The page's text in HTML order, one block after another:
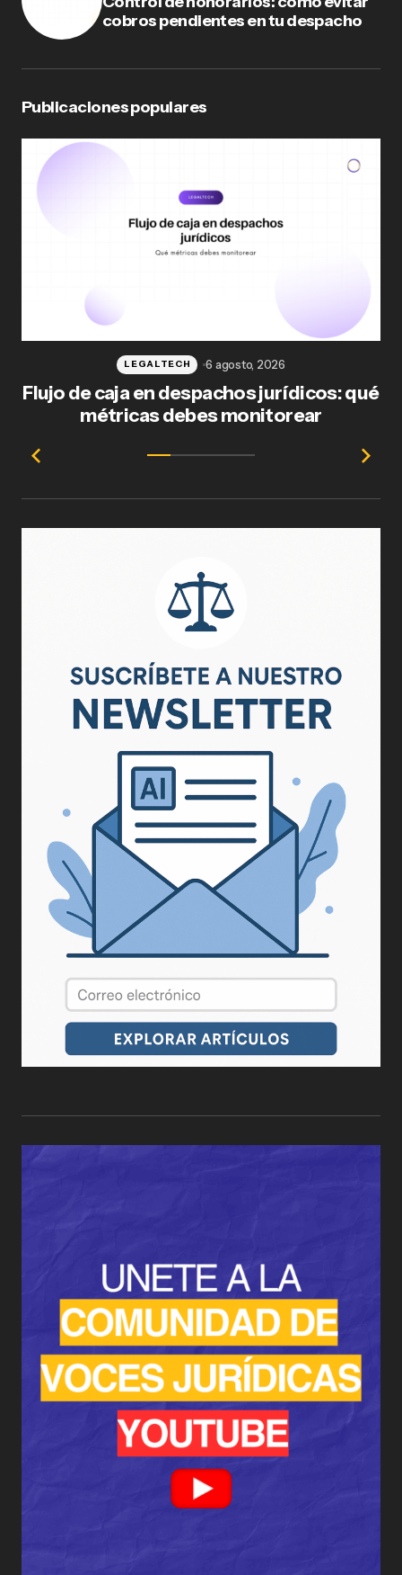
cobros pendientes en tu despacho
Publicaciones populares
Flujo de caja en despachos jurídicos: qué
métricas debes monitorear
LEGALTECH 6 agosto, 2026